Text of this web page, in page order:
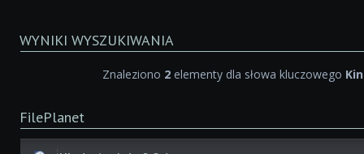
WYNIKI WYSZUKIWANIA
Znaleziono 2 elementy dla słowa kluczowego
FilePlanet